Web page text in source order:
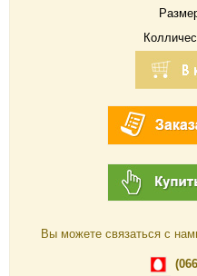
Вы можете связаться с